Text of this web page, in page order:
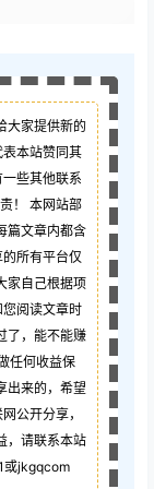
大家提供新的
本站赞同其
些其他联系
！ 本网站部
篇文章内都含
所有平台仅
家自己根据项
阅读文章时
了，能不能赚
任何收益保
出来的，希望
公开分享，
，请联系本站
或jkgqcom